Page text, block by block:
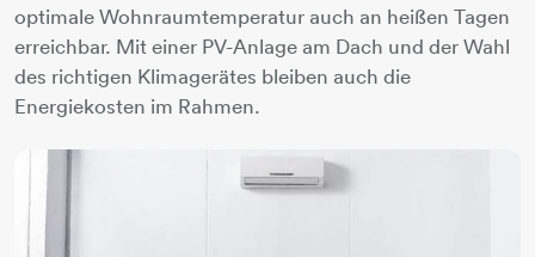
optimale Wohnraumtemperatur auch an heißen Tagen
erreichbar. Mit einer PV-Anlage am Dach und der Wahl
des richtigen Klimagerätes bleiben auch die
Energiekosten im Rahmen.